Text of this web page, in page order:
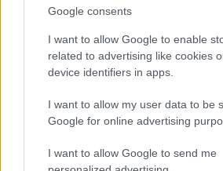
Google consents
I want to allow Google to enable
related to advertising like cookies
device identifiers in apps.
I want to allow my user data to be
Google for online advertising
I want to allow Google to send me